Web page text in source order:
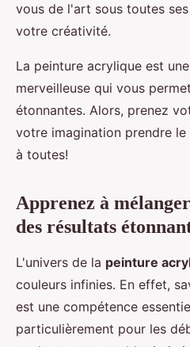
vous de l'art sous toutes
votre créativité.
La peinture acrylique est
merveilleuse qui vous
étonnantes. Alors, prenez
votre imagination prendre
à toutes!
Apprenez à
des résultats
L'univers de la peinture
couleurs infinies. En effet,
est une compétence
particulièrement pour les